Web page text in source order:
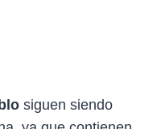
siguen siendo